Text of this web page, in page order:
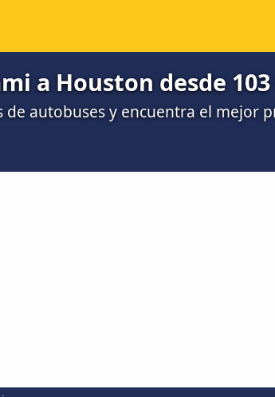
a Houston desde 103
autobuses y encuentra el mejor